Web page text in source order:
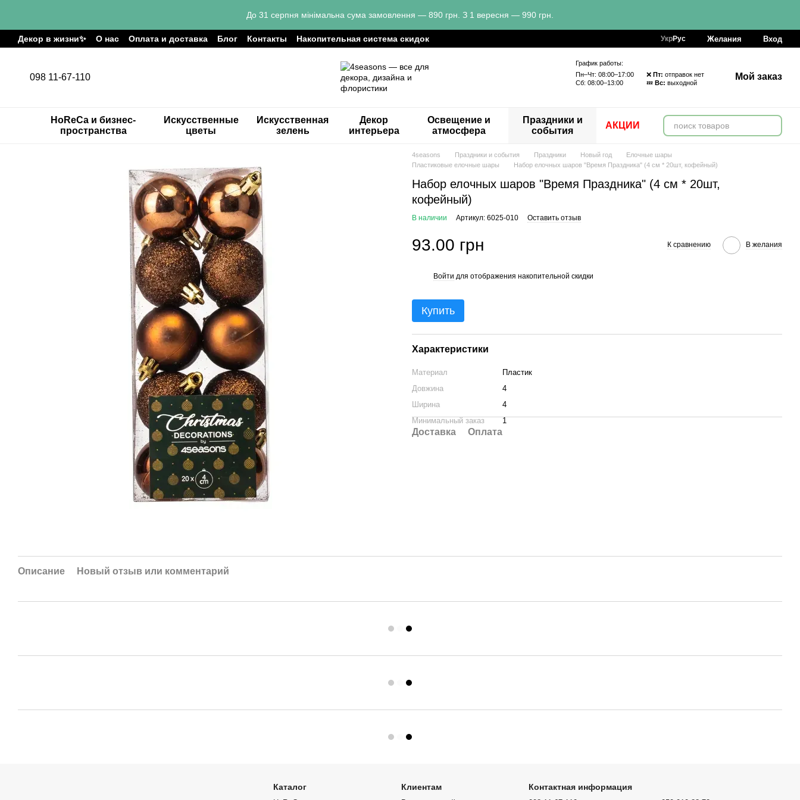
До 31 серпня мінімальна сума замовлення — 890 грн. З 1 вересня — 990 грн.
Декор в жизни✨ О нас Оплата и доставка Блог Контакты Накопительная система скидок УкрРус Желания Вход
098 11-67-110
График работы:
Пн–Чт: 08:00–17:00 ❌ Пт: отправок нет
Сб: 08:00–13:00 💤 Вс: выходной
Мой заказ
HoReCa и бизнес-
пространства
Искусственные
цветы
Искусственная
зелень
Декор
интерьера
Освещение и
атмосфера
Праздники и
события
АКЦИИ
4seasons Праздники и события Праздники Новый год
Елочные шары
Пластиковые елочные шары
Набор елочных шаров "Время Праздника" (4 см * 20шт, кофейный)
Набор елочных шаров "Время Праздника" (4 см * 20шт,
кофейный)
В наличии Артикул: 6025-010 Оставить отзыв
93.00 грн К сравнению В желания
Войти для отображения накопительной скидки
Купить
Характеристики
Материал
Пластик
Довжина
4
Ширина
4
Минимальный заказ
1
Доставка Оплата
Описание Новый отзыв или комментарий
Каталог Клиентам Контактная информация